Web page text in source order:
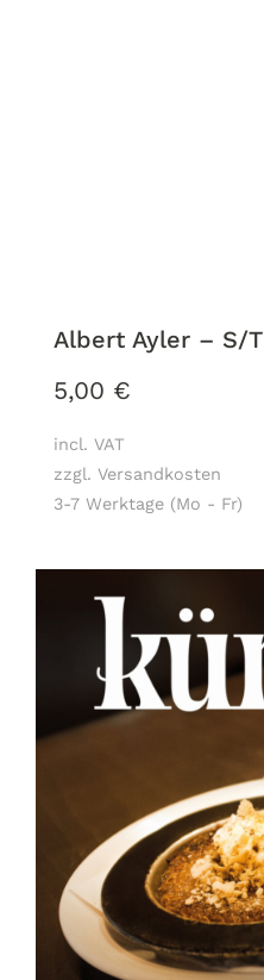
Albert Ayler – S/T
5,00 €
incl. VAT
zzgl. Versandkosten
3-7 Werktage (Mo - Fr)